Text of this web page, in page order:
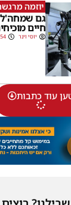
יוזמה
גם
חיים
יוסי וינר
עוד כתבות